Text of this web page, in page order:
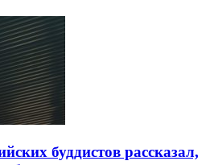
буддистов рассказал,